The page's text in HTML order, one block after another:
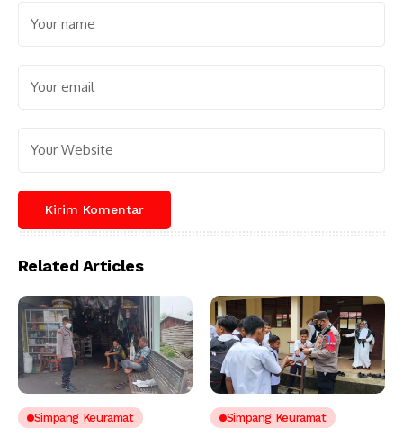
Related Articles
Simpang Keuramat Simpang Keuramat